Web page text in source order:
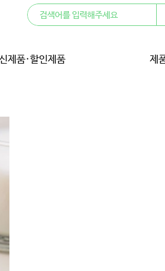
제품·할인제품 제